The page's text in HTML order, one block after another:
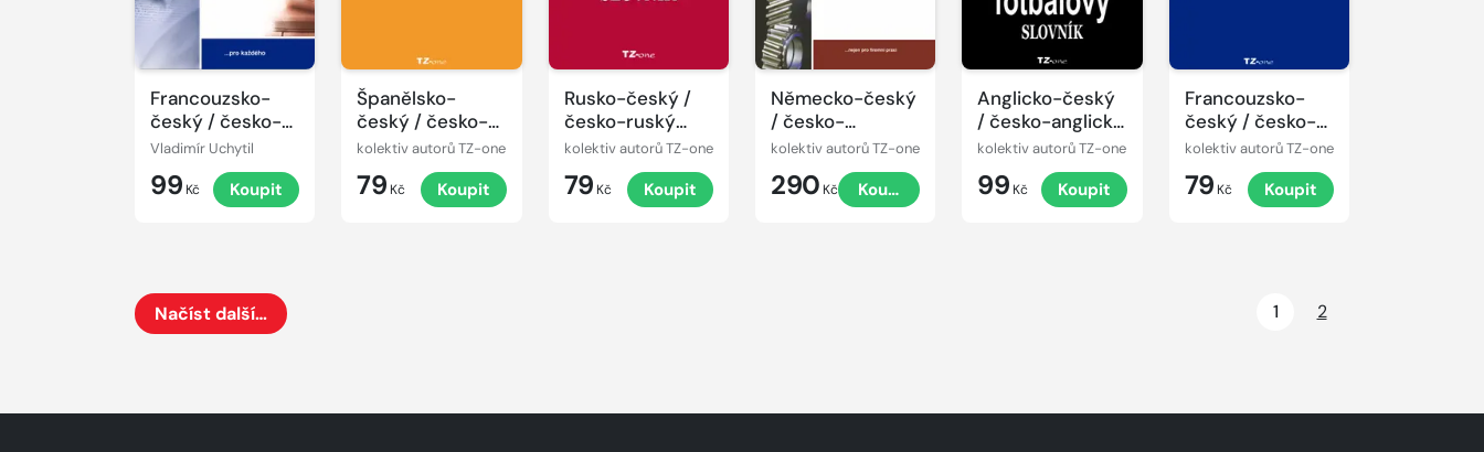
Francouzsko-
český / česko-
francouzský
kapesní slovník
Vladimír Uchytil
99 Kč Koupit
Španělsko-
český / česko-
španělský malý
kolektiv autorů TZ-one
79 Kč Koupit
Rusko-český /
česko-ruský
malý slovník
kolektiv autorů TZ-one
79 Kč Koupit
Německo-český
/ česko-
německý
technický
slovník
kolektiv autorů TZ-one
290 Kč Koupit
Anglicko-český
/ česko-anglický
fotbalový slovník
kolektiv autorů TZ-one
99 Kč Koupit
Francouzsko-
český / česko-
francouzský
malý slovník
kolektiv autorů TZ-one
79 Kč Koupit
Načíst další…
1 2